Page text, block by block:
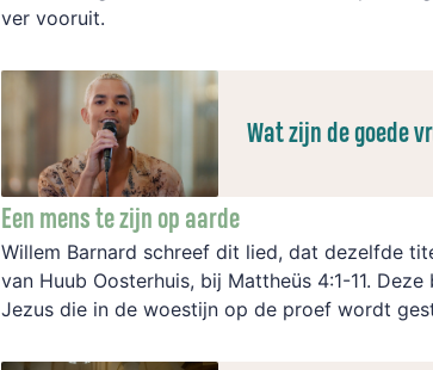
ver vooruit.
Wat zijn de goede
Een mens te zijn op aarde
Willem Barnard schreef dit lied, dat dezelfde
van Huub Oosterhuis, bij Mattheüs 4:1-11.
Jezus die in de woestijn op de proef wordt